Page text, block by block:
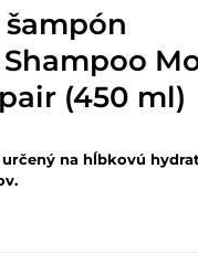
(450 ml)
na hĺbkovú